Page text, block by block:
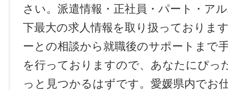
さい。派遣情報・正社員・パート・ア
下最大の求人情報を取り扱っておりま
ーとの相談から就職後のサポートまで
を行っておりますので、あなたにぴっ
っと見つかるはずです。愛媛県内でお